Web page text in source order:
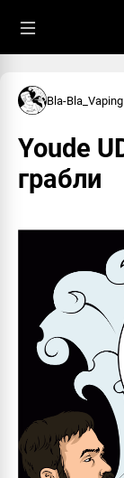
Bla-Bla_Vaping
Youde
грабли